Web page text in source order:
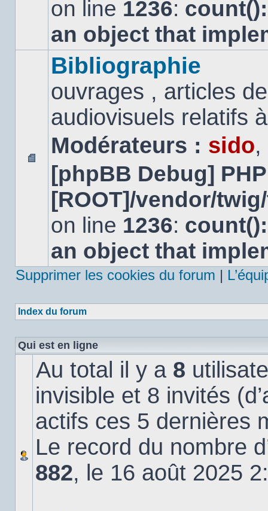
on line 1236:
an object that
Aucun
message
non
Bibliographie
ouvrages , articles
audiovisuels relatifs
Modérateurs : sido,
[phpBB Debug]
[ROOT]/vendor/
on line 1236:
an object that
Supprimer les cookies du forum |
Index du forum
Qui est en ligne
Au total il y a 8
invisible et 8 invités
actifs ces 5 dernières
Le record du nombre
882, le 16 août 2025